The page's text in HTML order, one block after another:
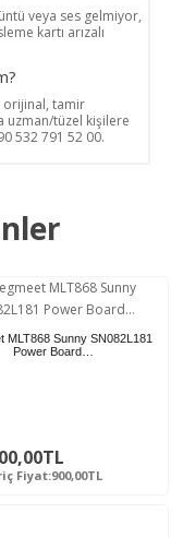
veya ses gelmiyor,
kartı arızalı
orijinal, tamir
uzman/tüzel kişilere
532 791 52 00.
MLT868 Sunny SN082L181
Power Board…
Fiyat:900,00TL